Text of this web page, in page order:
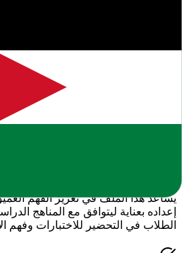
المحتوى التعليمي متاح للاستخدام
حول هذا المحتوى التعليمي
يقدم لكم موقعنا هذا المحتوى المتميز
لمادة الرياضيات الصف السادس فصل
، وهو جزء من
يساعد هذا الملف في تعزيز الفهم
إعداده بعناية ليتوافق مع المناهج
الطلاب في التحضير للاختبارات وفهم